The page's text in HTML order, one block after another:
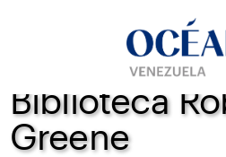
Biblioteca
Greene